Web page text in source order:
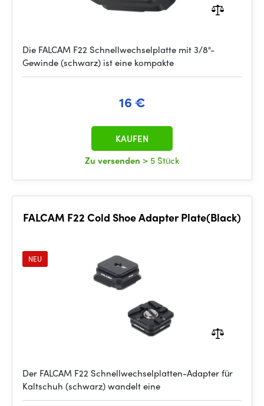
Die FALCAM F22 Schnellwechselplatte mit 3/8"-
Gewinde (schwarz) ist eine kompakte
16 €
Zu versenden > 5 Stück
KAUFEN
FALCAM F22 Cold Shoe Adapter Plate(Black)
NEU
Der FALCAM F22 Schnellwechselplatten-Adapter für
Kaltschuh (schwarz) wandelt eine